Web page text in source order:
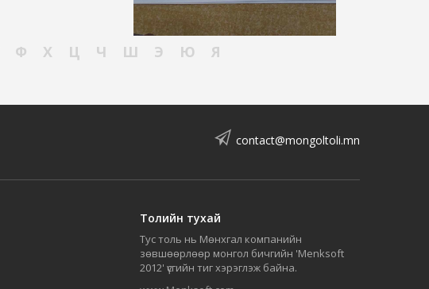
Ф Х Ц Ч Ш Э Ю Я
contact@mongoltoli.mn
Толийн тухай
Тус толь нь Мөнхгал компанийн
зөвшөөрлөөр монгол бичгийн 'Menksoft
2012' үсгийн тиг хэрэглэж байна.